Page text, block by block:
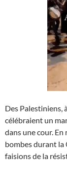
Des Palestiniens,
célébraient un
dans une cour. En
bombes durant la
faisions de la